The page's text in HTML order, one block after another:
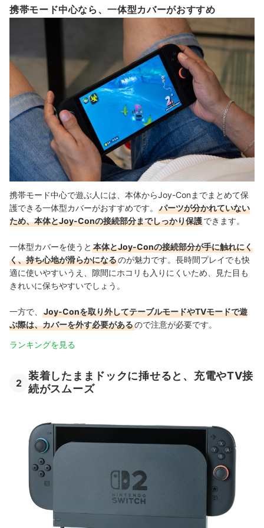
携帯モード中心なら、一体型カバーがおすすめ
携帯モード中心で遊ぶ人には、本体からJoy-Conまでまとめて保
護できる一体型カバーがおすすめです。
パーツが分かれていない
ため、本体とJoy-Conの接続部分までしっかり保護できます。
一体型カバーを使うと 本体とJoy-Conの接続部分が手に触れにく
く、持ち心地が滑らかになるのが魅力です。長時間プレイでも快
適に使いやすいうえ、隙間にホコリも入りにくいため、見た目も
きれいに保ちやすいでしょう。
一方で、
Joy-Conを取り外してテーブルモードやTVモードで遊
ぶ際は、カバーを外す必要があるので注意が必要です。
ランキングを見る
2
装着したままドックに挿せると、充電やTV接
続がスムーズ